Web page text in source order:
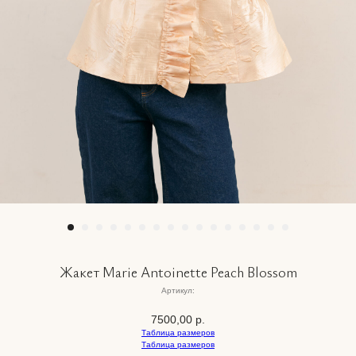
Жакет Marie Antoinette Peach Blossom
Артикул:
7500,00 р.
Таблица размеров
Таблица размеров